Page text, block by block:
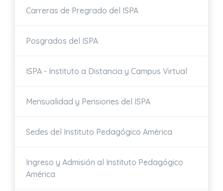
Carreras de Pregrado del ISPA
Posgrados del ISPA
ISPA - Instituto a Distancia y Campus Virtual
Mensualidad y Pensiones del ISPA
Sedes del Instituto Pedagógico América
Ingreso y Admisión al Instituto Pedagógico
América